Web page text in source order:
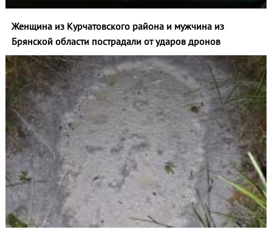
Женщина из Курчатовского района и мужчина из
Брянской области пострадали от ударов дронов